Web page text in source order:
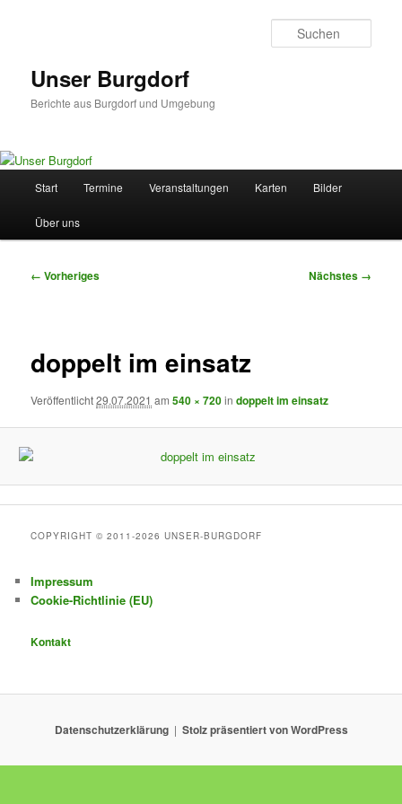
Unser Burgdorf
Berichte aus Burgdorf und Umgebung
Start Termine Veranstaltungen Karten Bilder
Über uns
Bilder-
← Vorheriges Nächstes →
doppelt im einsatz
Veröffentlicht29.07.2021 am540 × 720indoppelt im einsatz
COPYRIGHT © 2011-2026 UNSER-BURGDORF
Impressum
Cookie-Richtlinie (EU)
Kontakt
Datenschutzerklärung Stolz präsentiert von WordPress